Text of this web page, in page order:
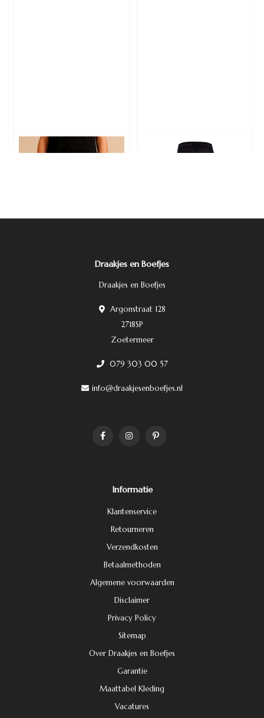
Baby- en kindermaillot -
Opengewerkte structuur -
Draakjes en Boefjes
Draakjes en Boefjes
Argonstraat 128
2718SP
Zoetermeer
079 303 00 57
info@draakjesenboefjes.nl
Informatie
Klantenservice
Retourneren
Verzendkosten
Betaalmethoden
Algemene voorwaarden
Disclaimer
Privacy Policy
Sitemap
Over Draakjes en Boefjes
Garantie
Maattabel Kleding
Vacatures